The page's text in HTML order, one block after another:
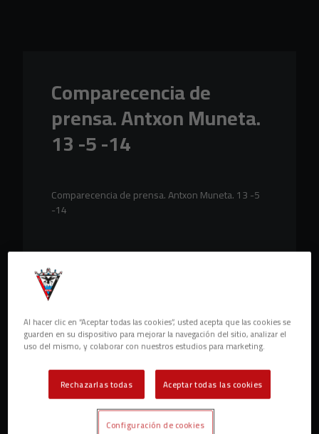
Comparecencia de
prensa. Antxon Muneta.
13 -5 -14
Comparecencia de prensa. Antxon Muneta. 13 -5
-14
Al hacer clic en “Aceptar todas las cookies”, usted acepta que las cookies se
guarden en su dispositivo para mejorar la navegación del sitio, analizar el
uso del mismo, y colaborar con nuestros estudios para marketing.
Rechazarlas todas Aceptar todas las cookies
Configuración de cookies